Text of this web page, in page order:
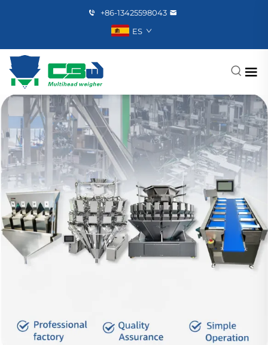
+86-13425598043
ES